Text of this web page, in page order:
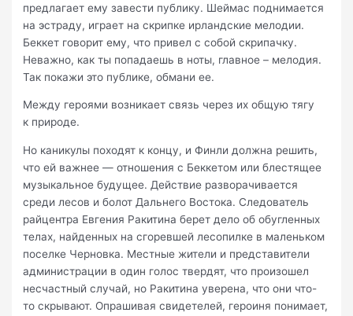
предлагает ему завести публику. Шеймас поднимается
на эстраду, играет на скрипке ирландские мелодии.
Беккет говорит ему, что привел с собой скрипачку.
Неважно, как ты попадаешь в ноты, главное – мелодия.
Так покажи это публике, обмани ее.
Между героями возникает связь через их общую тягу
к природе.
Но каникулы походят к концу, и Финли должна решить,
что ей важнее — отношения с Беккетом или блестящее
музыкальное будущее. Действие разворачивается
среди лесов и болот Дальнего Востока. Следователь
райцентра Евгения Ракитина берет дело об обугленных
телах, найденных на сгоревшей лесопилке в маленьком
поселке Черновка. Местные жители и представители
администрации в один голос твердят, что произошел
несчастный случай, но Ракитина уверена, что они что-
то скрывают. Опрашивая свидетелей, героиня понимает,